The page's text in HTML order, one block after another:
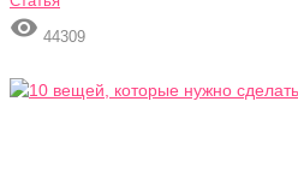
 44309